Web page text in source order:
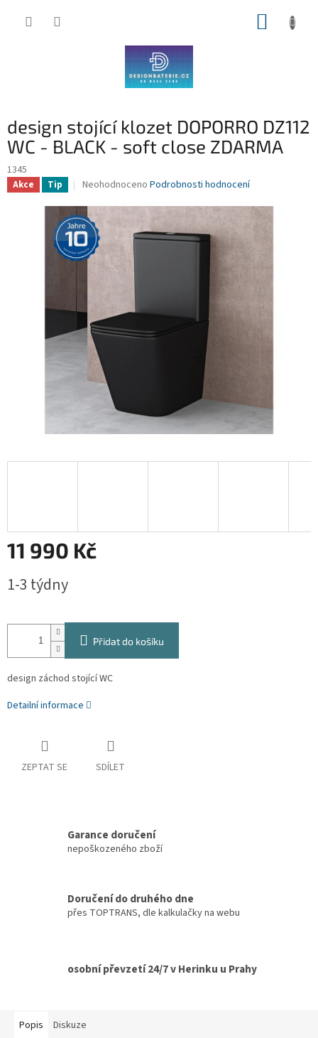
design stojící klozet DOPORRO DZ112
WC - BLACK - soft close ZDARMA
1345
Akce Tip
Průměrné
produktu
je
0,0
z
5
Neohodnoceno Podrobnosti hodnocení
11 990 Kč
cena:
1-3 týdny
Přidat do košíku
design záchod stojící WC
Detailní informace
ZEPTAT SE SDÍLET
Garance doručení
nepoškozeného zboží
Doručení do druhého dne
přes TOPTRANS, dle kalkulačky na webu
osobní převzetí 24/7 v Herinku u Prahy
Popis Diskuze